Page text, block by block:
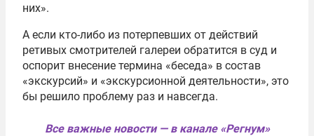
них».
А если кто-либо из потерпевших от действий
ретивых смотрителей галереи обратится в суд и
оспорит внесение термина «беседа» в состав
«экскурсий» и «экскурсионной деятельности», это
бы решило проблему раз и навсегда.
Все важные новости — в канале «Регнум»